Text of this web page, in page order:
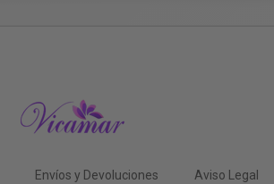
Envíos y Devoluciones Aviso Legal